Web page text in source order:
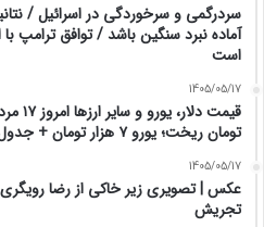
سردرگمی و سرخوردگی در اسرائیل /
آماده نبرد سنگین باشد / توافق ترامپ
است
1405/05/17
تومان ریخت؛ یورو ۷ هزار تومان + جدول
1405/05/17
عکس | تصویری زیر خاکی از رضا رویگری
تجریش